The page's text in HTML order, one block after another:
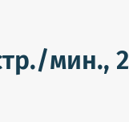
мин.,